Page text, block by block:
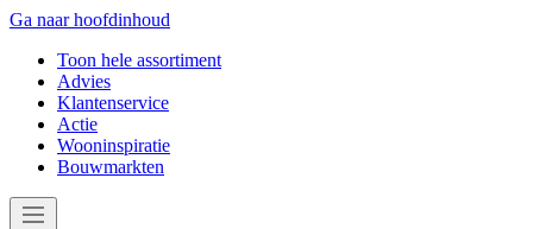
Ga naar hoofdinhoud
Toon hele assortiment
Advies
Klantenservice
Actie
Wooninspiratie
Bouwmarkten